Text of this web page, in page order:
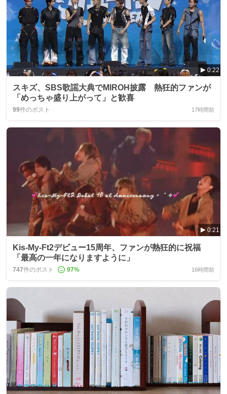
0:22
スキズ、SBS歌謡大典でMIROH披露 熱狂的ファンが
「めっちゃ盛り上がって」と歓喜
99件のポスト 17時間前
0:21
Kis-My-Ft2デビュー15周年、ファンが熱狂的に祝福
「最高の一年になりますように」
747件のポスト 97% 16時間前